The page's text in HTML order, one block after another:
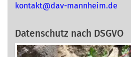
ed.mi
ehnna
m-vad
@tkat
nok
Datenschutz nach DSGVO